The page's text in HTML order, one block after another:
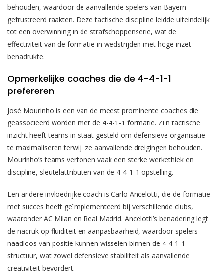
behouden, waardoor de aanvallende spelers van Bayern
gefrustreerd raakten. Deze tactische discipline leidde uiteindelijk
tot een overwinning in de strafschoppenserie, wat de
effectiviteit van de formatie in wedstrijden met hoge inzet
benadrukte.
Opmerkelijke coaches die de 4-4-1-1
prefereren
José Mourinho is een van de meest prominente coaches die
geassocieerd worden met de 4-4-1-1 formatie. Zijn tactische
inzicht heeft teams in staat gesteld om defensieve organisatie
te maximaliseren terwijl ze aanvallende dreigingen behouden.
Mourinho’s teams vertonen vaak een sterke werkethiek en
discipline, sleutelattributen van de 4-4-1-1 opstelling.
Een andere invloedrijke coach is Carlo Ancelotti, die de formatie
met succes heeft geïmplementeerd bij verschillende clubs,
waaronder AC Milan en Real Madrid. Ancelotti’s benadering legt
de nadruk op fluiditeit en aanpasbaarheid, waardoor spelers
naadloos van positie kunnen wisselen binnen de 4-4-1-1
structuur, wat zowel defensieve stabiliteit als aanvallende
creativiteit bevordert.